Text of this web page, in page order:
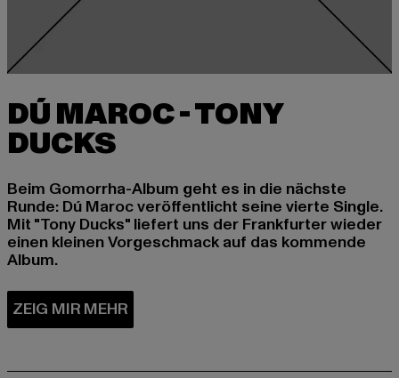
DÚ MAROC - TONY
Beim Gomorrha-Album geht es in die nächste
Runde: Dú Maroc veröffentlicht seine vierte Single.
Mit "Tony Ducks" liefert uns der Frankfurter wieder
einen kleinen Vorgeschmack auf das kommende
Album.